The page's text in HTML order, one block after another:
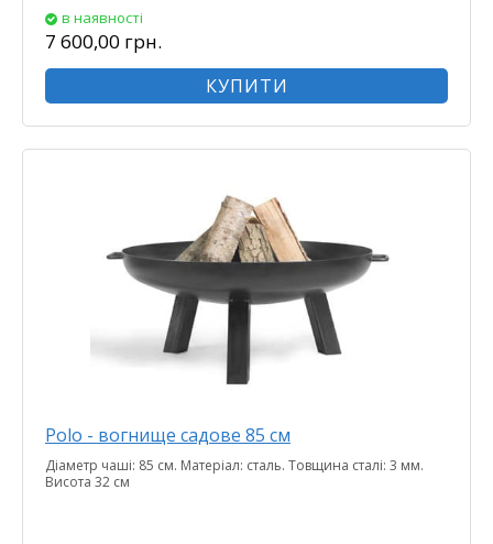
в наявності
7 600,00 грн.
КУПИТИ
Polo - вогнище садове 85 см
Діаметр чаші: 85 см. Матеріал: сталь. Товщина сталі: 3 мм.
Висота 32 см